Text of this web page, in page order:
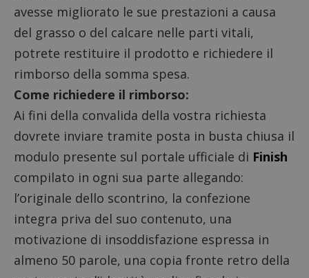
avesse migliorato le sue prestazioni a causa
del grasso o del calcare nelle parti vitali,
potrete restituire il prodotto e richiedere il
rimborso della somma spesa.
Come richiedere il rimborso:
Ai fini della convalida della vostra richiesta
dovrete inviare tramite posta in busta chiusa il
modulo presente sul portale ufficiale di Finish
compilato in ogni sua parte allegando:
l’originale dello scontrino, la confezione
integra priva del suo contenuto, una
motivazione di insoddisfazione espressa in
almeno 50 parole, una copia fronte retro della